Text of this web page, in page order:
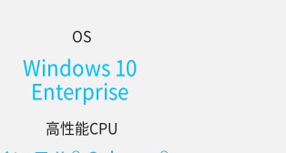
OS
Windows 10
Enterprise
高性能CPU